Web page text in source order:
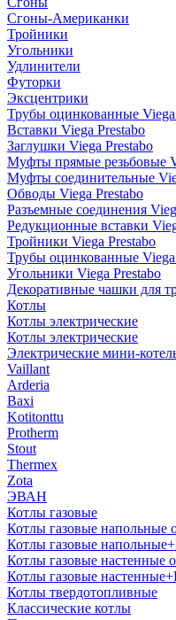
Сгоны-Американки
Тройники
Угольники
Удлинители
Футорки
Эксцентрики
Трубы оцинкованные
Вставки Viega Prestabo
Заглушки Viega Prestabo
Муфты прямые резьбовые
Муфты соединительные
Обводы Viega Prestabo
Разъемные соединения
Редукционные вставки
Тройники Viega Prestabo
Трубы оцинкованные Viega
Угольники Viega Prestabo
Декоративные чашки для
Котлы
Котлы электрические
Котлы электрические
Электрические мини-
Vaillant
Arderia
Baxi
Kotitonttu
Protherm
Stout
Thermex
Zota
ЭВАН
Котлы газовые
Котлы газовые напольные
Котлы газовые
Котлы газовые настенные
Котлы газовые
Котлы твердотопливные
Классические котлы